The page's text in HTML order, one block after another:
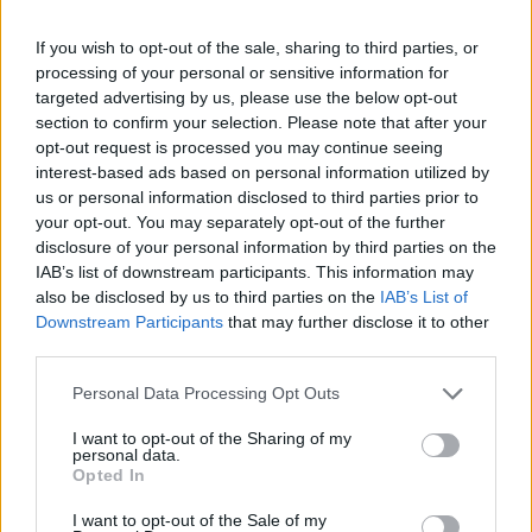
If you wish to opt-out of the sale, sharing to third parties, or
processing of your personal or sensitive information for
targeted advertising by us, please use the below opt-out
section to confirm your selection. Please note that after your
opt-out request is processed you may continue seeing
interest-based ads based on personal information utilized by
us or personal information disclosed to third parties prior to
your opt-out. You may separately opt-out of the further
disclosure of your personal information by third parties on the
IAB’s list of downstream participants. This information may
also be disclosed by us to third parties on the IAB’s List of
Downstream Participants that may further disclose it to other
Please note that this website/app uses one or more Google
not limited to your visit or usage behaviour. You may click to
grant or deny consent to Google and its third-party tags to
use your data for below specified purposes in below Google
consent section.
Personal Data Processing Opt Outs
I want to opt-out of the Sharing of my
personal data.
Opted In
I want to opt-out of the Sale of my
dokumentumából, a 2021-es World Energy Outlook
jelentésből derül ki, hogy a napenergia fajlagos költségei
lényegesen alacsonyabbak, mint a gáz-ból vagy szénből
előállított energiáé. A szervezet ezt a napelemek
váratlanul gyors terjedésével magyarázza, az előrejelzés
szerint pedig 2040-re a napelemekből származó energia
mennyisége 43 százalékkal gyarapodik majd.